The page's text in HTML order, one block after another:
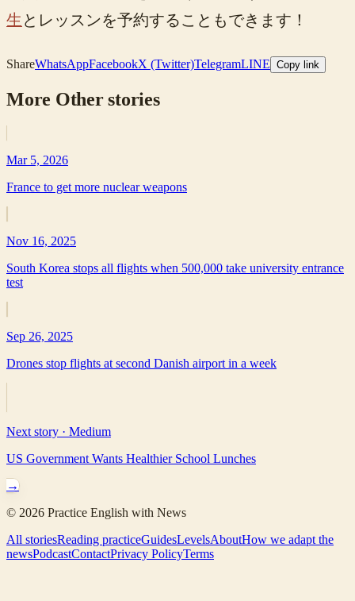
生 とレッスンを予約することもできます！
ShareWhatsAppFacebookX (Twitter)TelegramLINE Copy link
More Otherstories
Mar 5, 2026
France to get more nuclear weapons
Nov 16, 2025
South Korea stops all flights when 500,000 take university entrance
test
Sep 26, 2025
Drones stop flights at second Danish airport in a week
Next story · Medium
US Government Wants Healthier School Lunches
→
© 2026 Practice English with News
All storiesReading practiceGuidesLevelsAboutHow we adapt the
newsPodcastContactPrivacy PolicyTerms